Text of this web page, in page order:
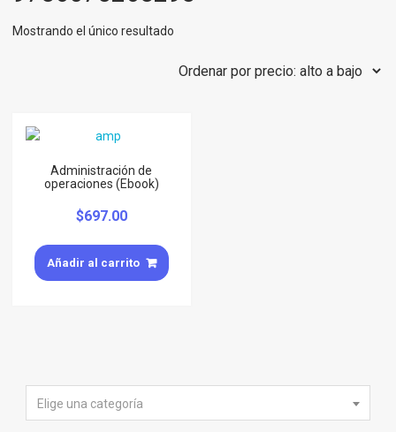
Mostrando el único resultado
Administración de
operaciones (Ebook)
$697.00
Añadir al carrito
Elige una categoría